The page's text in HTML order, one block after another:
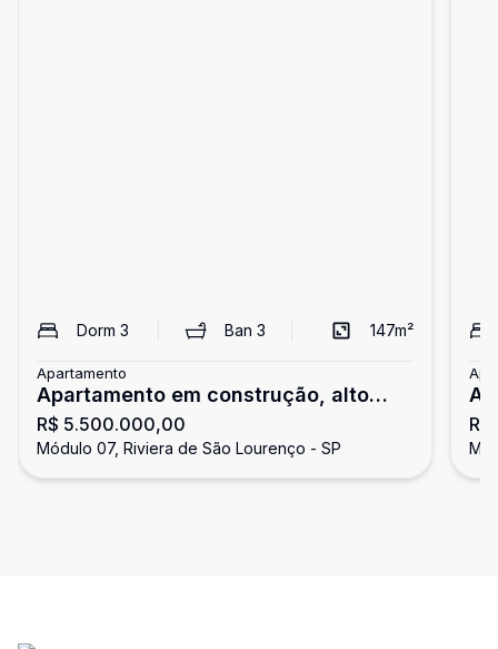
Dorm 3 Ban3 147m²
Apartamento
Apartamento em construção, alto
padrão, 3 suítes, à venda na Riviera
de São Lourenço.
R$ 5.500.000,00
Módulo 07, Riviera de São Lourenço - SP